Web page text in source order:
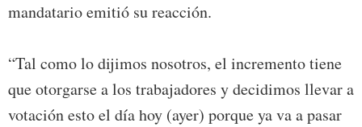
mandatario emitió su reacción.
“Tal como lo dijimos nosotros, el incremento tiene
que otorgarse a los trabajadores y decidimos llevar a
votación esto el día hoy (ayer) porque ya va a pasar